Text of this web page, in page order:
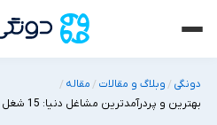
دونگی /وبلاگ و مقالات /مقاله /
بهترین و پردرآمدترین مشاغل دنیا: 15 شغل پردرآمد جهان